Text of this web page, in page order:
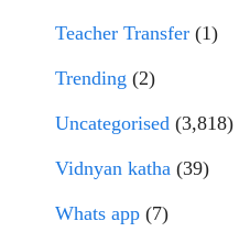
Teacher Transfer (1)
Trending (2)
Uncategorised (3,818)
Vidnyan katha (39)
Whats app (7)